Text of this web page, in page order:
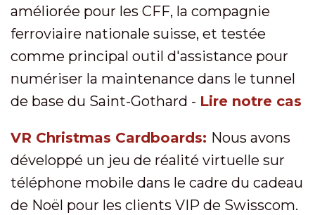
améliorée pour les CFF, la compagnie
ferroviaire nationale suisse, et testée
comme principal outil d'assistance pour
numériser la maintenance dans le tunnel
de base du Saint-Gothard - Lire notre cas
VR Christmas Cardboards: Nous avons
développé un jeu de réalité virtuelle sur
téléphone mobile dans le cadre du cadeau
de Noël pour les clients VIP de Swisscom.